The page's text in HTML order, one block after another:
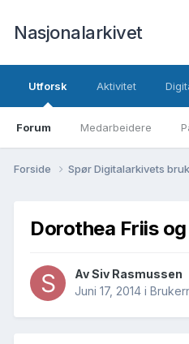
Nasjonalarkivet
Utforsk
Forum Medarbeidere
Aktivitet
Forside Spør Digitalarkivets
Dorothea Friis
Av Siv Rasmussen
Juni 17, 2014 i